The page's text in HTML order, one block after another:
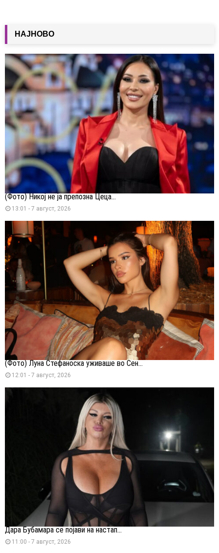
НАЈНОВО
(Фото) Никој не ја препозна Цеца...
13:01 - 7 август, 2026
(Фото) Луна Стефаноска уживаше во Сен...
12:01 - 7 август, 2026
Дара Бубамара се појави на настап...
11:00 - 7 август, 2026